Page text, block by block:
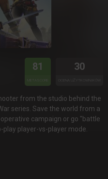
81
METASCORE
30
OCENA UŻYTKOWNIKÓW
from the studio behind the
series. Save the world from a
campaign or go "battle
player-vs-player mode.